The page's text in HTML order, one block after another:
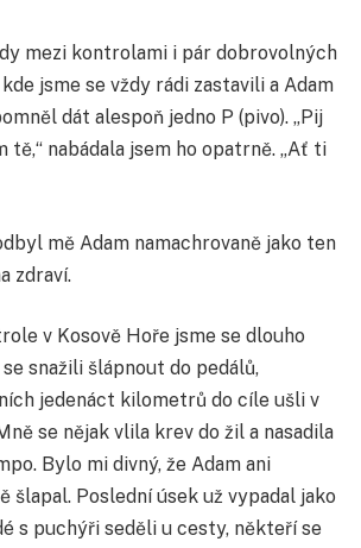
mezi kontrolami i pár dobrovolných
jsme se vždy rádi zastavili a Adam
dát alespoň jedno P (pivo). „Pij
tě,“ nabádala jsem ho opatrně. „Ať ti
mě Adam namachrovaně jako ten
zdraví.
v Kosově Hoře jsme se dlouho
snažili šlápnout do pedálů,
jedenáct kilometrů do cíle ušli v
se nějak vlila krev do žil a nasadila
Bylo mi divný, že Adam ani
šlapal. Poslední úsek už vypadal jako
s puchýři seděli u cesty, někteří se